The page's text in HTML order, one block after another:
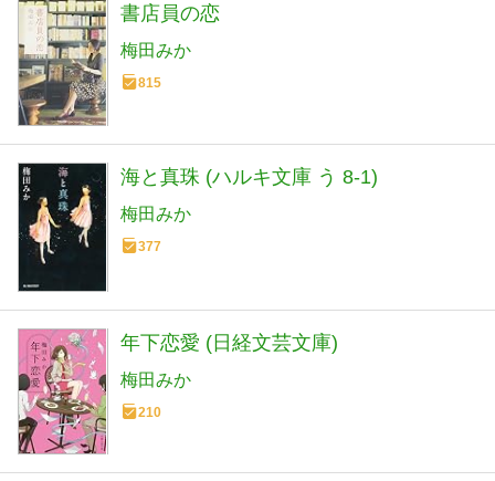
書店員の恋
梅田みか
815
海と真珠 (ハルキ文庫 う 8-1)
梅田みか
377
年下恋愛 (日経文芸文庫)
梅田みか
210